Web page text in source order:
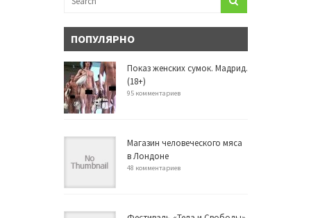
ПОПУЛЯРНО
Показ женских сумок. Мадрид.
(18+)
95 комментариев
Магазин человеческого мяса
в Лондоне
48 комментариев